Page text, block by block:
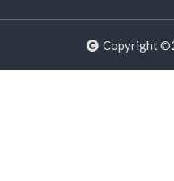
Copyright